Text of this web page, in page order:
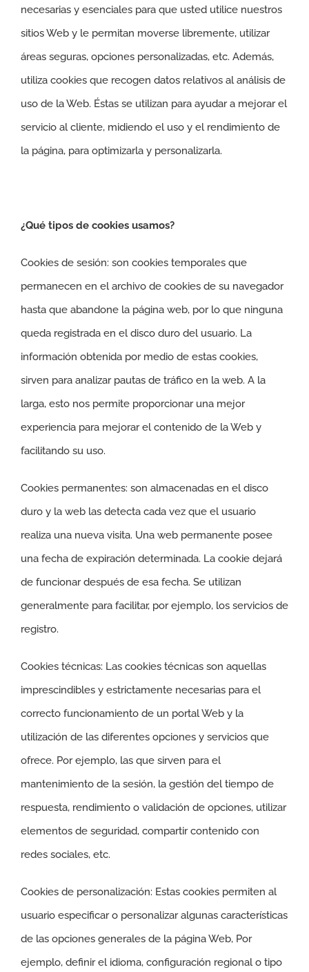
necesarias y esenciales para que usted utilice nuestros
sitios Web y le permitan moverse libremente, utilizar
áreas seguras, opciones personalizadas, etc. Además,
utiliza cookies que recogen datos relativos al análisis de
uso de la Web. Éstas se utilizan para ayudar a mejorar el
servicio al cliente, midiendo el uso y el rendimiento de
la página, para optimizarla y personalizarla.
¿Qué tipos de cookies usamos?
Cookies de sesión: son cookies temporales que
permanecen en el archivo de cookies de su navegador
hasta que abandone la página web, por lo que ninguna
queda registrada en el disco duro del usuario. La
información obtenida por medio de estas cookies,
sirven para analizar pautas de tráfico en la web. A la
larga, esto nos permite proporcionar una mejor
experiencia para mejorar el contenido de la Web y
facilitando su uso.
Cookies permanentes: son almacenadas en el disco
duro y la web las detecta cada vez que el usuario
realiza una nueva visita. Una web permanente posee
una fecha de expiración determinada. La cookie dejará
de funcionar después de esa fecha. Se utilizan
generalmente para facilitar, por ejemplo, los servicios de
registro.
Cookies técnicas: Las cookies técnicas son aquellas
imprescindibles y estrictamente necesarias para el
correcto funcionamiento de un portal Web y la
utilización de las diferentes opciones y servicios que
ofrece. Por ejemplo, las que sirven para el
mantenimiento de la sesión, la gestión del tiempo de
respuesta, rendimiento o validación de opciones, utilizar
elementos de seguridad, compartir contenido con
redes sociales, etc.
Cookies de personalización: Estas cookies permiten al
usuario especificar o personalizar algunas características
de las opciones generales de la página Web, Por
ejemplo, definir el idioma, configuración regional o tipo